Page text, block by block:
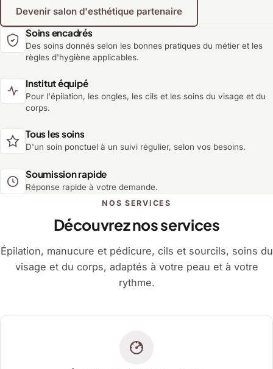
Devenir salon d'esthétique partenaire
Soins encadrés
Des soins donnés selon les bonnes pratiques du métier et les
règles d'hygiène applicables.
Institut équipé
Pour l'épilation, les ongles, les cils et les soins du visage et du
corps.
Tous les soins
D'un soin ponctuel à un suivi régulier, selon vos besoins.
Soumission rapide
Réponse rapide à votre demande.
NOS SERVICES
Découvrez nos services
Épilation, manucure et pédicure, cils et sourcils, soins du
visage et du corps, adaptés à votre peau et à votre
rythme.